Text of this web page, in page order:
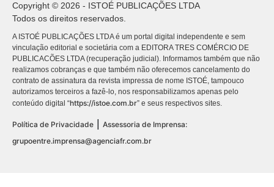
Copyright © 2026 - ISTOÉ PUBLICAÇÕES LTDA
Todos os direitos reservados.
A ISTOÉ PUBLICAÇÕES LTDA é um portal digital independente e sem
vinculação editorial e societária com a EDITORA TRES COMÉRCIO DE
PUBLICACÕES LTDA (recuperação judicial). Informamos também que não
realizamos cobranças e que também não oferecemos cancelamento do
contrato de assinatura da revista impressa de nome ISTOÉ, tampouco
autorizamos terceiros a fazê-lo, nos responsabilizamos apenas pelo
conteúdo digital “https://istoe.com.br” e seus respectivos sites.
Política de Privacidade
Assessoria de Imprensa:
grupoentre.imprensa@agenciafr.com.br